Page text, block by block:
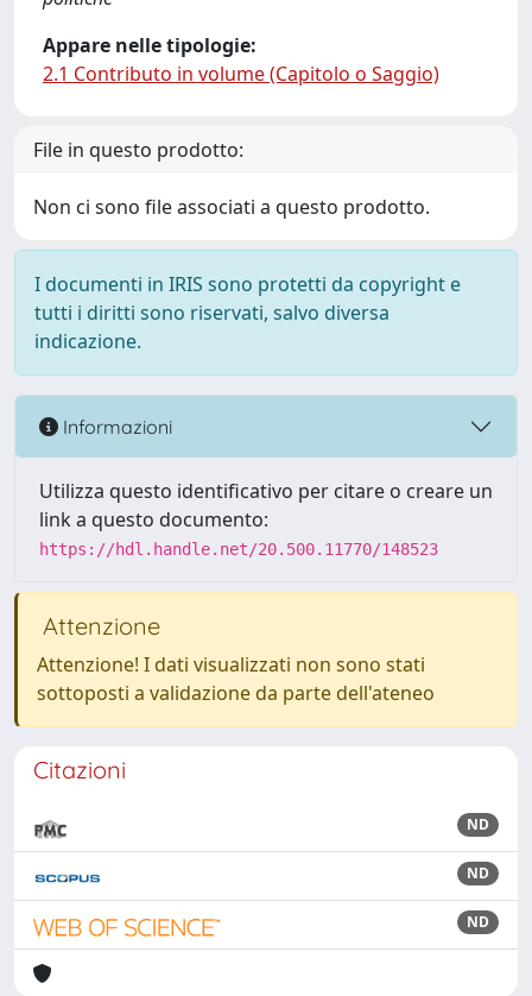
Appare nelle tipologie:
2.1 Contributo in volume (Capitolo o Saggio)
File in questo prodotto:
Non ci sono file associati a questo prodotto.
I documenti in IRIS sono protetti da copyright e
tutti i diritti sono riservati, salvo diversa
indicazione.
Informazioni
Utilizza questo identificativo per citare o creare un
link a questo documento:
https://hdl.handle.net/20.500.11770/148523
Attenzione
Attenzione! I dati visualizzati non sono stati
sottoposti a validazione da parte dell'ateneo
Citazioni
ND
ND
ND